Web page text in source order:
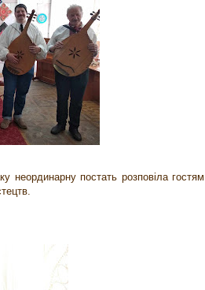
неординарну постать розповіла гостям